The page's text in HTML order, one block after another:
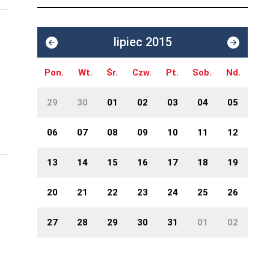
lipiec 2015
Pon. Wt. Śr. Czw. Pt. Sob. Nd.
29 30 01 02 03 04 05
06 07 08 09 10 11 12
13 14 15 16 17 18 19
20 21 22 23 24 25 26
27 28 29 30 31 01 02